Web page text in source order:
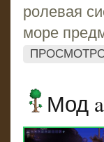
ролевая
море
Мод